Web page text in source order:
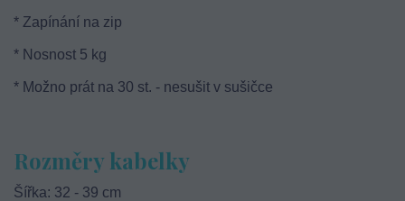
* Zapínání na zip
* Nosnost 5 kg
* Možno prát na 30 st. - nesušit v sušičce
Rozměry kabelky
Šířka: 32 - 39 cm